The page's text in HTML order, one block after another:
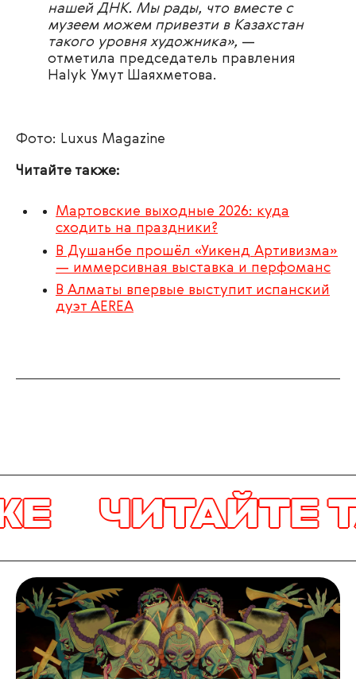
нашей ДНК. Мы рады, что вместе с
музеем можем привезти в Казахстан
такого уровня художника», —
отметила председатель правления
Halyk Умут Шаяхметова.
Фото: Luxus Magazine
Читайте также:
Мартовские выходные 2026: куда
сходить на праздники?
В Душанбе прошёл «Уикенд Артивизма»
— иммерсивная выставка и перфоманс
В Алматы впервые выступит испанский
дуэт AEREA
ЧИТАЙТЕ